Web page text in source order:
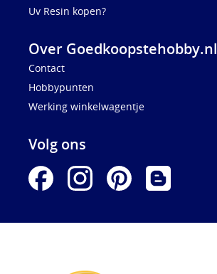
Uv Resin kopen?
Over Goedkoopstehobby.nl
Contact
Hobbypunten
Werking winkelwagentje
Volg ons